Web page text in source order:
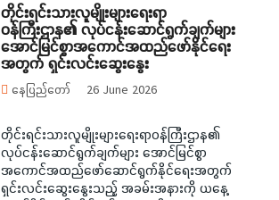
တိုင်းရင်းသားလူမျိုးများရေးရာ
ဝန်ကြီးဌာန၏ လုပ်ငန်းဆောင်ရွက်ချက်များ
အောင်မြင်စွာအကောင်အထည်ဖော်နိုင်ရေး
အတွက် ရှင်းလင်းဆွေးနွေး
နေပြည်တော် 26 June 2026
တိုင်းရင်းသားလူမျိုးများရေးရာဝန်ကြီးဌာန၏
လုပ်ငန်းဆောင်ရွက်ချက်များ အောင်မြင်စွာ
အကောင်အထည်ဖော်ဆောင်ရွက်နိုင်ရေးအတွက်
ရှင်းလင်းဆွေးနွေးသည့် အခမ်းအနားကို ယနေ့